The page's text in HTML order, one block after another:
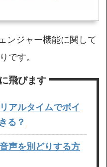
ンジャー機能に関して
です。
飛びます
アルタイムでボイ
る？
声を別どりする方